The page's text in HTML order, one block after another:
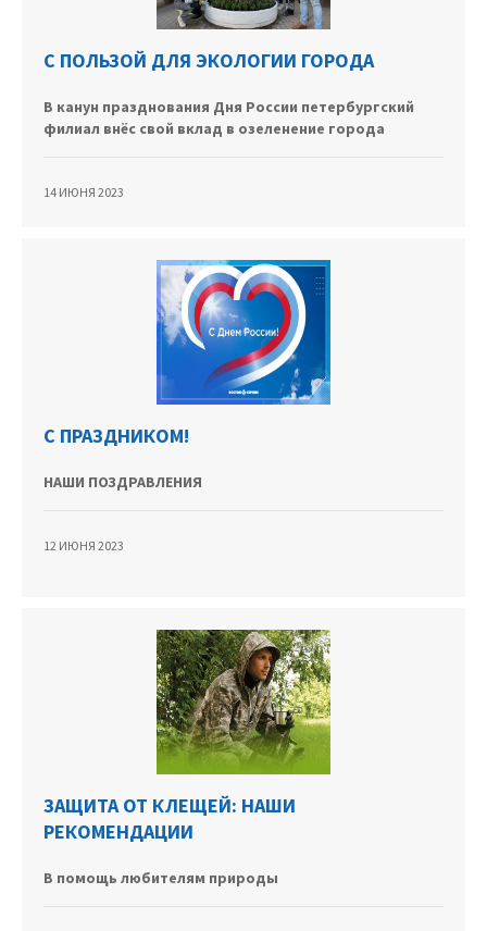
С ПОЛЬЗОЙ ДЛЯ ЭКОЛОГИИ ГОРОДА
В канун празднования Дня России петербургский
филиал внёс свой вклад в озеленение города
14 ИЮНЯ 2023
С ПРАЗДНИКОМ!
НАШИ ПОЗДРАВЛЕНИЯ
12 ИЮНЯ 2023
ЗАЩИТА ОТ КЛЕЩЕЙ: НАШИ
РЕКОМЕНДАЦИИ
В помощь любителям природы